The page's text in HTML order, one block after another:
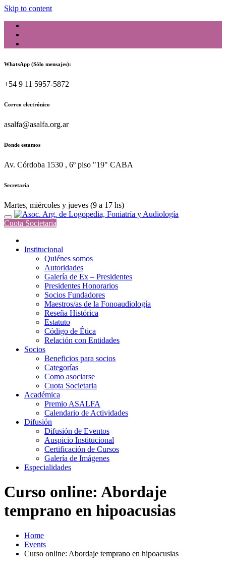
Skip to content
WhatsApp (Sólo mensajes):
+54 9 11 5957-5872
Correo electrónico
asalfa@asalfa.org.ar
Donde estamos
Av. Córdoba 1530 , 6º piso "19" CABA
Secretaría
Martes, miércoles y jueves (9 a 17 hs)
Cuota Societaria
Institucional
Quiénes somos
Autoridades
Galería de Ex – Presidentes
Presidentes Honorarios
Socios Fundadores
Maestros/as de la Fonoaudiología
Reseña Histórica
Estatuto
Código de Ética
Relación con Entidades
Socios
Beneficios para socios
Categorías
Como asociarse
Cuota Societaria
Académica
Premio ASALFA
Calendario de Actividades
Difusión
Difusión de Eventos
Auspicio Institucional
Certificación de Cursos
Galería de Imágenes
Especialidades
Curso online: Abordaje
temprano en hipoacusias
Home
Events
Curso online: Abordaje temprano en hipoacusias